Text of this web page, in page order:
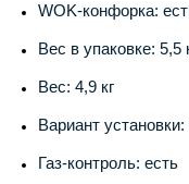
WOK-конфорка:
Вес в упаковке: 5,5
Вес: 4,9 кг
Вариант
Газ-контроль: есть